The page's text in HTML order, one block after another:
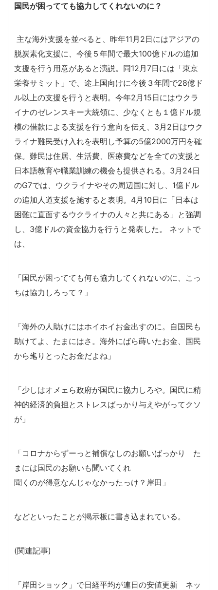
国民が困ってても協力してくれないのに？
主な海外支援を並べると、昨年11月2日にはアジアの
脱炭素化支援に、今後５年間で最大100億ドルの追加
支援を行う用意があると演説。同12月7日には「東京
栄養サミット」で、途上国向けに今後３年間で28億ド
ル以上の支援を行うと表明。今年2月15日にはウクラ
イナのゼレンスキー大統領に、少なくとも１億ドル規
模の借款による支援を行う意向を伝え、3月2日はウク
ライナ難民受け入れを表明し予算の5億2000万円を確
保。難民は住居、生活費、医療費などを全ての支援と
日本語教育や職業訓練の機会も提供される。3月24日
のG7では、ウクライナやその周辺国に対し、1億ドル
の追加人道支援を施すると表明。4月10日に「日本は
困難に直面するウクライナの人々と共にある」と強調
し、3億ドルの資金協力を行うと発表した。
ネットで
は、
「国民が困ってても何も協力してくれないのに、こっ
ちは協力しろって？」
「海外の人助けにはホイホイお金出すのに。自国民も
助けてよ、たまにはさ。海外にばら蒔いたお金、国民
から毟りとったお金だよね」
「少しはオメェら政府が国民に協力しろや。国民に精
神的経済的負担とストレスばっかり与えやがってクソ
が」
「コロナからずーっと補償なしのお願いばっかり た
まには国民のお願いも聞いてくれ
聞くのが得意なんじゃなかったっけ？岸田」
などといったことが掲示板に書き込まれている。
(関連記事)
「岸田ショック」で日経平均が連日の安値更新 ネッ